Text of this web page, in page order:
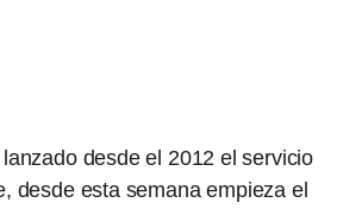
desde el 2012 el servicio
desde esta semana empieza el